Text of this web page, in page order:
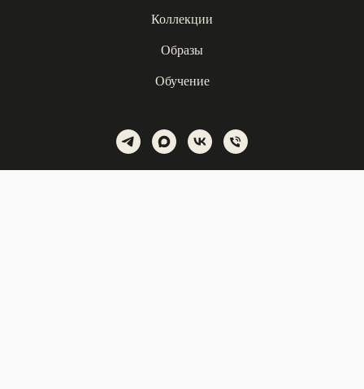
Коллекции
Образы
Обучение